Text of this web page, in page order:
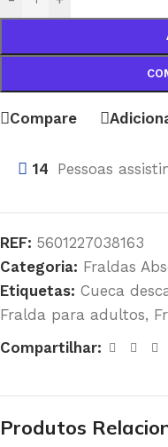
Compare
14 Pessoas
REF: 5601227038163
Categoria: Fraldas
Etiquetas: Cueca
Fralda para adultos,
Compartilhar:
Produtos